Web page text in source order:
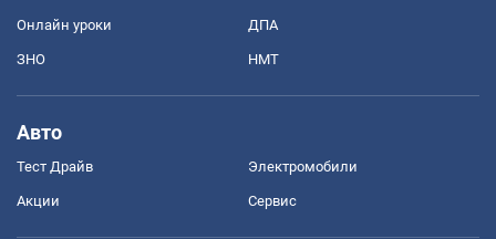
Онлайн уроки ДПА
ЗНО НМТ
Авто
Тест Драйв Электромобили
Акции Сервис